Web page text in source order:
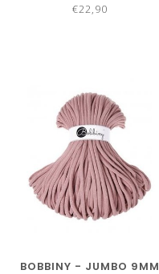
€22,90
BOBBINY - JUMBO 9MM